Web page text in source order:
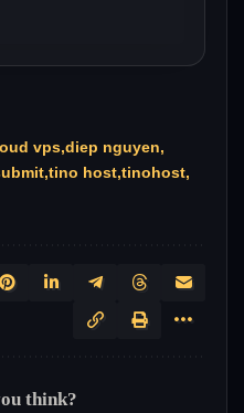
vps diep nguyen
tino host tinohost
think?